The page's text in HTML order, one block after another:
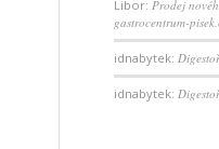
Libor:Prodej
gastrocentrum-
idnabytek:
idnabytek: